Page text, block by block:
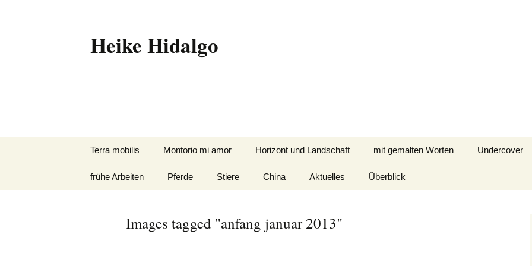
Heike Hidalgo
Terra mobilis Montorio mi amor Horizont und Landschaft mit gemalten Worten Undercover
frühe Arbeiten Pferde Stiere China Aktuelles Überblick
Images tagged "anfang januar 2013"